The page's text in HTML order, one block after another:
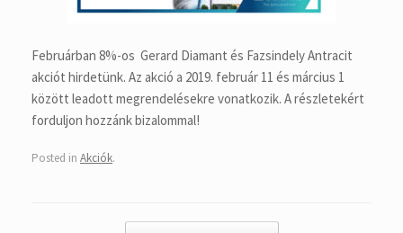
Februárban 8%-os Gerard Diamant és Fazsindely Antracit
akciót hirdetünk. Az akció a 2019. február 11 és március 1
között leadott megrendelésekre vonatkozik. A részletekért
forduljon hozzánk bizalommal!
Posted in Akciók.